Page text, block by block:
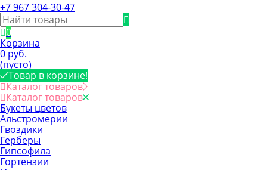
+7 967 304-30-47
0
Корзина
0 руб.
(пусто)
Товар в корзине!
Каталог товаров
Каталог товаров
Букеты цветов
Альстромерии
Гвоздики
Герберы
Гипсофила
Гортензии